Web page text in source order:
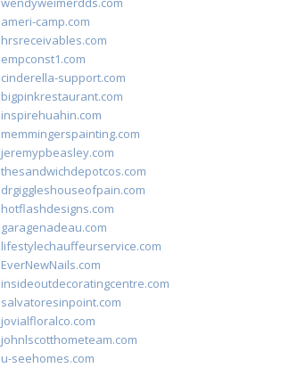
ameri-camp.com
hrsreceivables.com
empconst1.com
cinderella-support.com
bigpinkrestaurant.com
inspirehuahin.com
memmingerspainting.com
jeremypbeasley.com
thesandwichdepotcos.com
drgiggleshouseofpain.com
hotflashdesigns.com
garagenadeau.com
lifestylechauffeurservice.com
EverNewNails.com
insideoutdecoratingcentre.com
salvatoresinpoint.com
jovialfloralco.com
johnlscotthometeam.com
u-seehomes.com